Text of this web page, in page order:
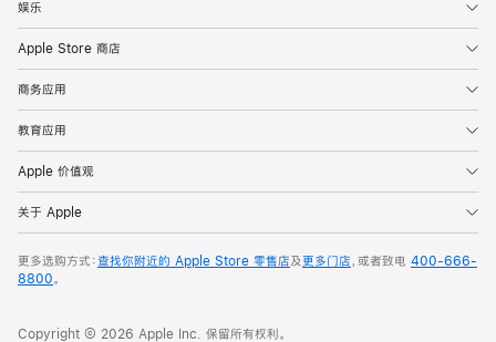
娱乐
Apple Store 商店
商务应用
教育应用
Apple 价值观
关于 Apple
更多选购方式：查找你附近的 Apple Store 零售店及更多门店，或者致电 400-666-
8800。
Copyright © 2026 Apple Inc. 保留所有权利。